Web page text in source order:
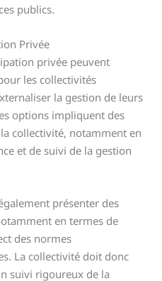
publics.
Privée
privée peuvent
les collectivités
la gestion de leurs
options impliquent des
collectivité, notamment en
et de suivi de la gestion
présenter des
en termes de
des normes
La collectivité doit donc
suivi rigoureux de la